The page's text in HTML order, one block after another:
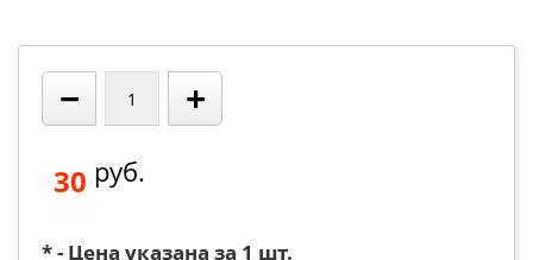
− +
30 руб.
* - Цена указана за 1 шт.